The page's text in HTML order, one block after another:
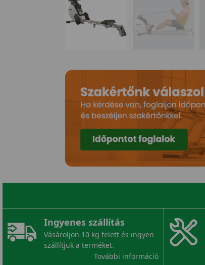
Ingyenes szállítás
Vásároljon 10 kg felett és ingyen
szállítjuk a terméket.
További információ